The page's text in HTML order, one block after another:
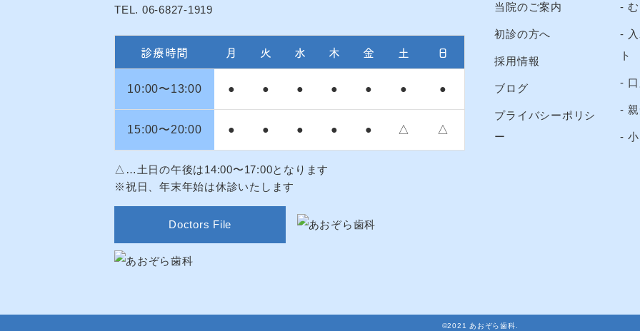
TEL. 06-6827-1919
診療時間 月 火 水 木 金 土 日
10:00〜13:00 ● ● ● ● ● ● ●
15:00〜20:00 ● ● ● ● ● △ △
△…土日の午後は14:00〜17:00となります
※祝日、年末年始は休診いたします
Doctors File
当院のご案内
初診の方へ
採用情報
ブログ
プライバシーポリシ
ー
ト
©2021 あおぞら歯科.